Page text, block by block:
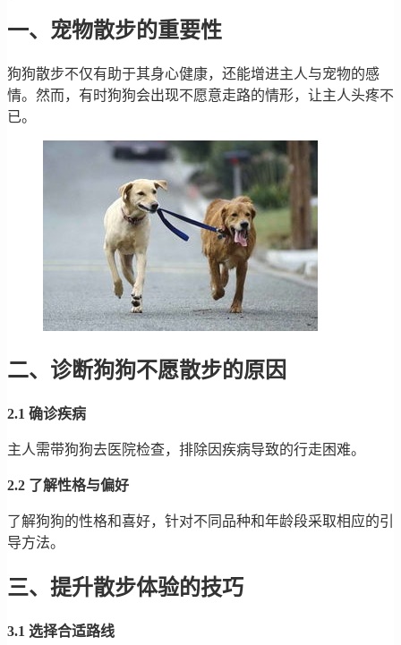
一、宠物散步的重要性
狗狗散步不仅有助于其身心健康，还能增进主人与宠物的感
情。然而，有时狗狗会出现不愿意走路的情形，让主人头疼不
已。
二、诊断狗狗不愿散步的原因
2.1 确诊疾病
主人需带狗狗去医院检查，排除因疾病导致的行走困难。
2.2 了解性格与偏好
了解狗狗的性格和喜好，针对不同品种和年龄段采取相应的引
导方法。
三、提升散步体验的技巧
3.1 选择合适路线